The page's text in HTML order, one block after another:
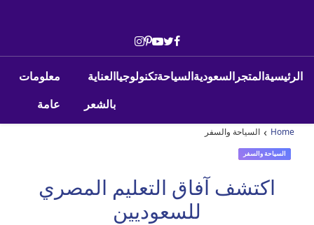
Main Navigation
الرئيسيةالمتجرالسعوديةالسياحةتكنولوجياالعناية
بالشعر
معلومات
عامة
Home
› السياحة والسفر
السياحة والسفر
اكتشف آفاق التعليم المصري
للسعوديين